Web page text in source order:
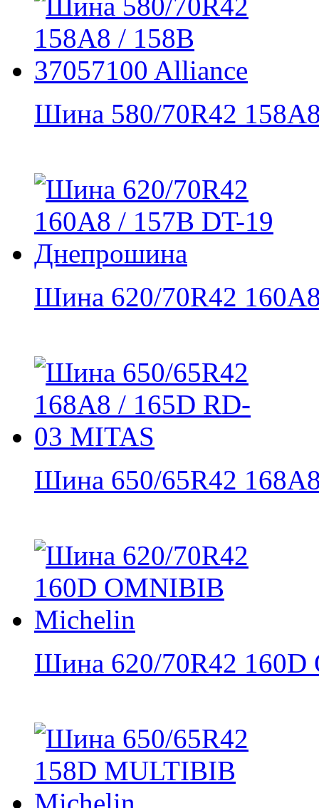
Шина 580/70R42
Шина 620/70R42
Шина 650/65R42
Шина 620/70R42 160D